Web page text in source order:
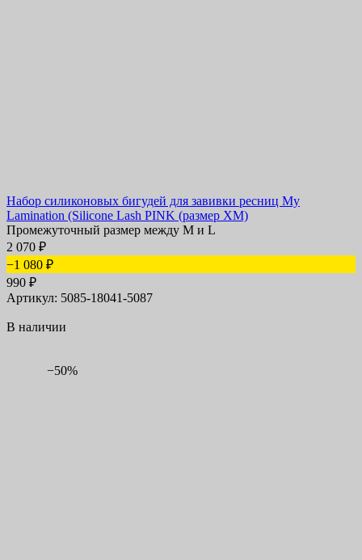
Набор силиконовых бигудей для завивки ресниц My
Lamination (Silicone Lash PINK (размер XM)
Промежуточный размер между M и L
2 070 ₽
−1 080 ₽
990 ₽
Артикул: 5085-18041-5087
В наличии
−50%